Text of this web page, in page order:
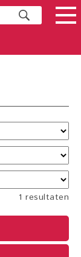
1 resultaten